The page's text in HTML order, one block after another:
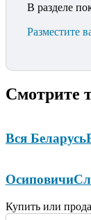
В разделе
Разместите
Смотрите
Вся Беларусь
Осиповичи
Купить или